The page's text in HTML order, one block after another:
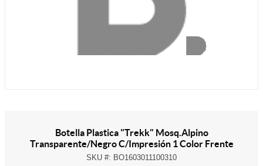
Botella Plastica "Trekk" Mosq.Alpino
Transparente/Negro C/Impresión 1 Color Frente
SKU #: BO1603011100310